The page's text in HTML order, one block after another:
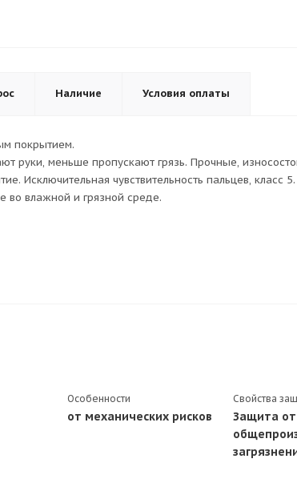
Наличие Условия оплаты
покрытием.
руки, меньше пропускают грязь. Прочные,
Исключительная чувствительность пальцев, класс
во влажной и грязной среде.
Особенности
от механических рисков
Свойства
Защита от